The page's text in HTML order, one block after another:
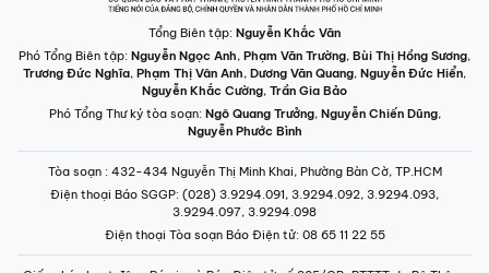
Tổng Biên tập: Nguyễn Khắc Văn
Phó Tổng Biên tập: Nguyễn Ngọc Anh, Phạm Văn Trường, Bùi Thị Hồng Sương,
Trương Đức Nghĩa, Phạm Thị Vân Anh, Dương Văn Quang, Nguyễn Đức Hiển,
Nguyễn Khắc Cường, Trần Gia Bảo
Phó Tổng Thư ký tòa soạn: Ngô Quang Trưởng, Nguyễn Chiến Dũng,
Nguyễn Phước Bình
Tòa soạn : 432-434 Nguyễn Thị Minh Khai, Phường Bàn Cờ, TP.HCM
Điện thoại Báo SGGP: (028) 3.9294.091, 3.9294.092, 3.9294.093,
3.9294.097, 3.9294.098
Điện thoại Tòa soạn Báo Điện tử: 08 65 11 22 55